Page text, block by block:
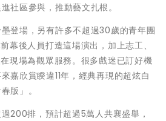
社區參與，推動藝文扎根。
登場，另有許多不超過30歲的青年團
幕後人員打造這場演出，加上志工、
現場為觀眾服務。很多戲迷已訂好機
嘉欣賞睽違11年，經典再現的超炫白
版」。
200排，預計超過5萬人共襄盛舉，